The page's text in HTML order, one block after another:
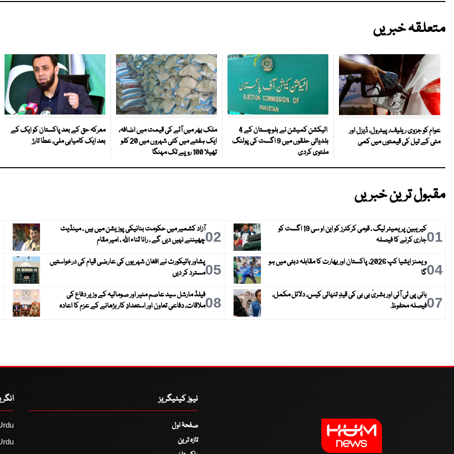
متعلقہ خبریں
عوام کو جزوی ریلیف، پیٹرول، ڈیزل اور
مٹی کے تیل کی قیمتوں میں کمی
الیکشن کمیشن نے بلوچستان کے 4
بلدیاتی حلقوں میں 9 اگست کی پولنگ
ملتوی کردی
ملک بھر میں آٹے کی قیمت میں اضافہ،
ایک ہفتے میں کئی شہروں میں 20 کلو
تھیلا 100 روپے تک مہنگا
معرکہ حق کے بعد پاکستان کو ایک کے
بعد ایک کامیابی ملی، عطا تارڑ
مقبول ترین خبریں
01
کیریبین پریمیئر لیگ ، قومی کرکٹرز کو این او سی 19 اگست کو
جاری کرنے کا فیصلہ
02آزاد کشمیر میں حکومت بنانیکی پوزیشن میں ہیں ، مینڈیٹ
چھیننے نہیں دیں گے ، رانا ثناء اللہ ، امیر مقام
04
ویمنز ایشیا کپ 2026، پاکستان اور بھارت کا مقابلہ دبئی میں ہو
گا
05پشاور ہائیکورٹ نے افغان شہریوں کی عارضی قیام کی درخواستیں
مسترد کر دیں
07بانی پی ٹی آئی اور بشریٰ بی بی کی قیدِ تنہائی کیس، دلائل مکمل،
فیصلہ محفوظ
08فیلڈ مارشل سید عاصم منیر اور صومالیہ کے وزیر دفاع کی
ملاقات، دفاعی تعاون اور استعدادِ کار بڑھانے کے عزم کا اعادہ
نیوز کیٹیگریز
صفحۂ اول
تازہ ترین